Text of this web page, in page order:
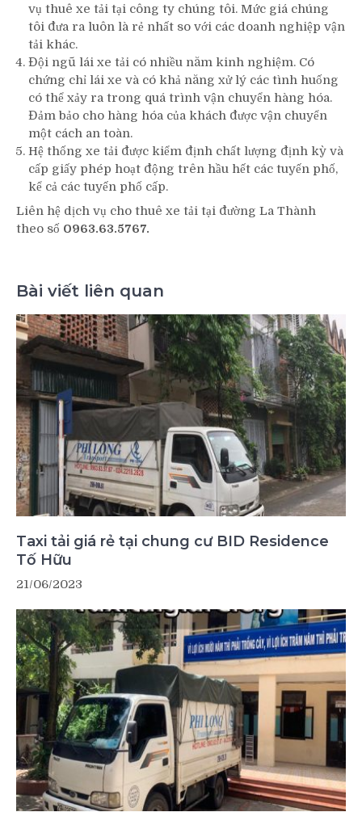
vụ thuê xe tải tại công ty chúng tôi. Mức giá chúng
tôi đưa ra luôn là rẻ nhất so với các doanh nghiệp vận
tải khác.
Đội ngũ lái xe tải có nhiều năm kinh nghiệm. Có
chứng chỉ lái xe và có khả năng xử lý các tình huống
có thể xảy ra trong quá trình vận chuyển hàng hóa.
Đảm bảo cho hàng hóa của khách được vận chuyển
một cách an toàn.
Hệ thống xe tải được kiểm định chất lượng định kỳ và
cấp giấy phép hoạt động trên hầu hết các tuyến phố,
kể cả các tuyến phố cấp.
Liên hệ dịch vụ cho thuê xe tải tại đường La Thành
theo số 0963.63.5767.
Bài viết liên quan
Taxi tải giá rẻ tại chung cư BID Residence
Tố Hữu
21/06/2023